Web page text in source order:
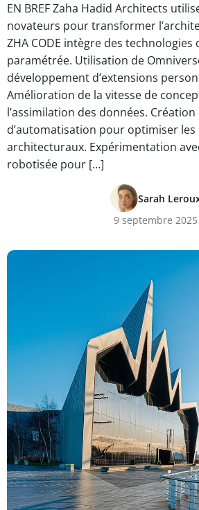
EN BREF Zaha Hadid Architects
novateurs pour transformer
ZHA CODE intègre des technologies
paramétrée. Utilisation de
développement d’extensions
Amélioration de la vitesse de
l’assimilation des données. Création
d’automatisation pour optimiser les
architecturaux. Expérimentation
robotisée pour […]
Sarah
9 septembre 2025